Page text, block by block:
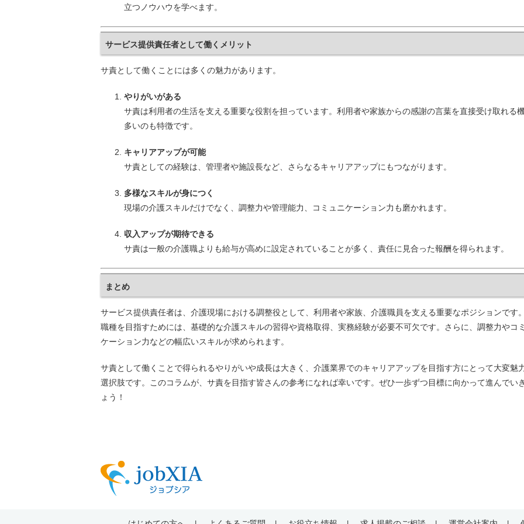
立つノウハウを学べます。
サービス提供責任者として働くメリット
サ責として働くことには多くの魅力があります。
やりがいがある
サ責は利用者の生活を支える重要な役割を担っています。利用者や家族からの感謝の言葉を直接受け取れる
多いのも特徴です。
キャリアアップが可能
サ責としての経験は、管理者や施設長など、さらなるキャリアアップにもつながります。
多様なスキルが身につく
現場の介護スキルだけでなく、調整力や管理能力、コミュニケーション力も磨かれます。
収入アップが期待できる
サ責は一般の介護職よりも給与が高めに設定されていることが多く、責任に見合った報酬を得られます。
まとめ
サービス提供責任者は、介護現場における調整役として、利用者や家族、介護職員を支える重要なポジションです
職種を目指すためには、基礎的な介護スキルの習得や資格取得、実務経験が必要不可欠です。さらに、調整力やコ
ケーション力などの幅広いスキルが求められます。
サ責として働くことで得られるやりがいや成長は大きく、介護業界でのキャリアアップを目指す方にとって大変魅
選択肢です。このコラムが、サ責を目指す皆さんの参考になれば幸いです。ぜひ一歩ずつ目標に向かって進んでい
ょう！